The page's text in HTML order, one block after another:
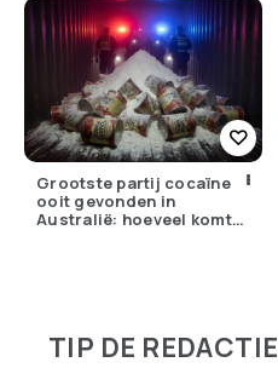
Grootste partij cocaïne
ooit gevonden in
Australië: hoeveel komt
TIP DE REDACTIE